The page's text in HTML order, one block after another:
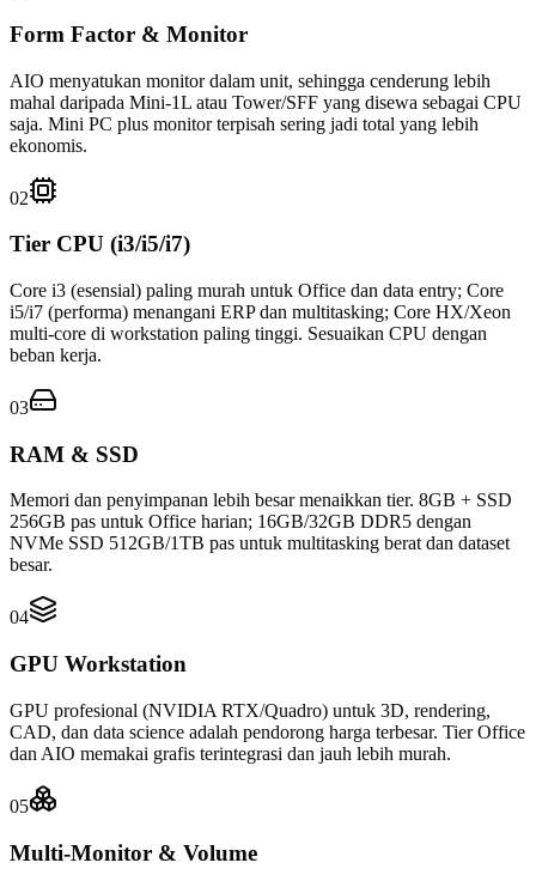
Form Factor & Monitor
AIO menyatukan monitor dalam unit, sehingga cenderung lebih
mahal daripada Mini-1L atau Tower/SFF yang disewa sebagai CPU
saja. Mini PC plus monitor terpisah sering jadi total yang lebih
ekonomis.
02
Tier CPU (i3/i5/i7)
Core i3 (esensial) paling murah untuk Office dan data entry; Core
i5/i7 (performa) menangani ERP dan multitasking; Core HX/Xeon
multi-core di workstation paling tinggi. Sesuaikan CPU dengan
beban kerja.
03
RAM & SSD
Memori dan penyimpanan lebih besar menaikkan tier. 8GB + SSD
256GB pas untuk Office harian; 16GB/32GB DDR5 dengan
NVMe SSD 512GB/1TB pas untuk multitasking berat dan dataset
besar.
04
GPU Workstation
GPU profesional (NVIDIA RTX/Quadro) untuk 3D, rendering,
CAD, dan data science adalah pendorong harga terbesar. Tier Office
dan AIO memakai grafis terintegrasi dan jauh lebih murah.
05
Multi-Monitor & Volume